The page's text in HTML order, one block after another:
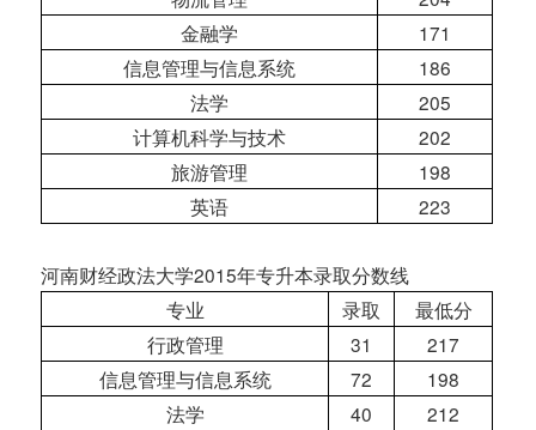
金融学
171
信息管理与信息系统
186
法学
205
计算机科学与技术
202
旅游管理
198
英语
223
河南财经政法大学2015年专升本录取分数线
专业
录取
最低分
行政管理
31
217
信息管理与信息系统
72
198
法学
40 212